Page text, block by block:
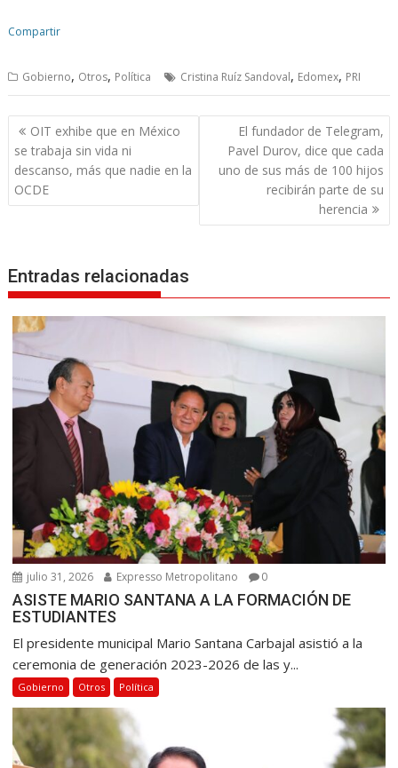
Compartir
Gobierno, Otros, Política Cristina Ruíz Sandoval, Edomex, PRI
N
a
v
e
c
i
ó
n
d
e
e
r
d
s
OIT exhibe que en México
se trabaja sin vida ni
descanso, más que nadie en la
OCDE
El fundador de Telegram,
Pavel Durov, dice que cada
uno de sus más de 100 hijos
recibirán parte de su
herencia
Entradas relacionadas
julio 31, 2026 Expresso Metropolitano 0
ASISTE MARIO SANTANA A LA FORMACIÓN DE
ESTUDIANTES
El presidente municipal Mario Santana Carbajal asistió a la
ceremonia de generación 2023-2026 de las y...
Gobierno Otros Política